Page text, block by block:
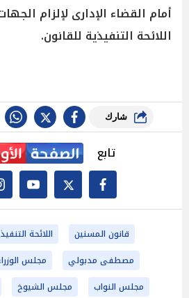
أمام القضاء الإدارى لإلزام
اللائحة التنفيذية للقانون.
شارك
تابع
قانون المسنين اللائحة
مصطفى مدبولي
مجلس
مجلس النواب
مجلس الشيوخ